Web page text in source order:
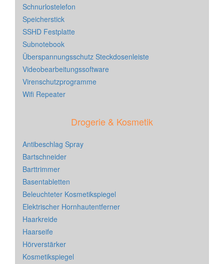
Schnurlostelefon
Speicherstick
SSHD Festplatte
Subnotebook
Überspannungsschutz Steckdosenleiste
Videobearbeitungssoftware
Virenschutzprogramme
Wifi Repeater
Drogerie & Kosmetik
Antibeschlag Spray
Bartschneider
Barttrimmer
Basentabletten
Beleuchteter Kosmetikspiegel
Elektrischer Hornhautentferner
Haarkreide
Haarseife
Hörverstärker
Kosmetikspiegel